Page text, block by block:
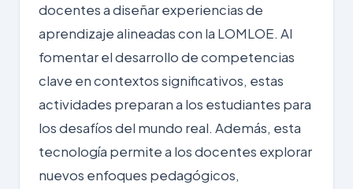
docentes a diseñar experiencias de
aprendizaje alineadas con la LOMLOE. Al
fomentar el desarrollo de competencias
clave en contextos significativos, estas
actividades preparan a los estudiantes para
los desafíos del mundo real. Además, esta
tecnología permite a los docentes explorar
nuevos enfoques pedagógicos,